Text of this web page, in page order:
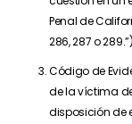
Penal de
286, 287 o 289.”)
Código de
de la víctima
disposición de